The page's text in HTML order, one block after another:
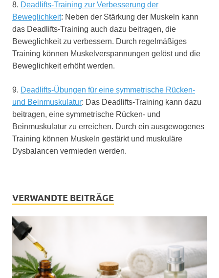
8. Deadlifts-Training zur Verbesserung der
Beweglichkeit: Neben der Stärkung der Muskeln kann
das Deadlifts-Training auch dazu beitragen, die
Beweglichkeit zu verbessern. Durch regelmäßiges
Training können Muskelverspannungen gelöst und die
Beweglichkeit erhöht werden.
9. Deadlifts-Übungen für eine symmetrische Rücken-
und Beinmuskulatur: Das Deadlifts-Training kann dazu
beitragen, eine symmetrische Rücken- und
Beinmuskulatur zu erreichen. Durch ein ausgewogenes
Training können Muskeln gestärkt und muskuläre
Dysbalancen vermieden werden.
VERWANDTE BEITRÄGE